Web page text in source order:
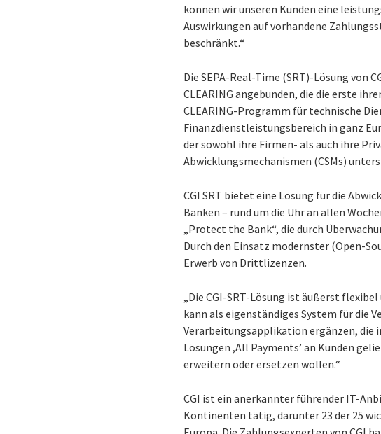
können wir unseren Kunden eine
Auswirkungen auf vorhandene
beschränkt.“
Die SEPA-Real-Time (SRT)-Lösung von
CLEARING angebunden, die die erste
CLEARING-Programm für technische
Finanzdienstleistungsbereich in ganz
der sowohl ihre Firmen- als auch ihre
Abwicklungsmechanismen (CSMs)
CGI SRT bietet eine Lösung für die
Banken – rund um die Uhr an allen
„Protect the Bank“, die durch
Durch den Einsatz modernster (Open-
Erwerb von Drittlizenzen.
„Die CGI-SRT-Lösung ist äußerst
kann als eigenständiges System für die
Verarbeitungsapplikation ergänzen, die
Lösungen ,All Payments’ an Kunden
erweitern oder ersetzen wollen.“
CGI ist ein anerkannter führender IT-
Kontinenten tätig, darunter 23 der 25